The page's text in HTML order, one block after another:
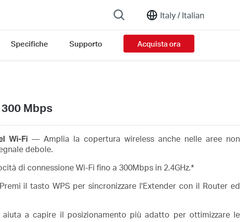
Italy / Italian
Specifiche Supporto Acquista ora
Mbps
Wi-Fi— Amplia la copertura wireless anche nelle aree non
debole.
di connessione Wi-Fi fino a 300Mbps in 2.4GHz.*
Premi il tasto WPS per sincronizzare l'Extender con il Router ed
aiuta a capire il posizionamento più adatto per ottimizzare le